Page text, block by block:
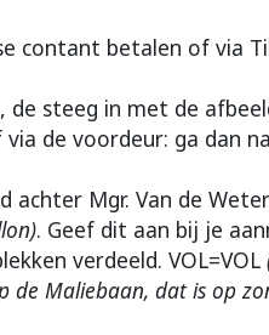
contant betalen of via
de steeg in met de
de voordeur: ga dan
achter Mgr. Van de
. Geef dit aan bij je
verdeeld. VOL=VOL
de Maliebaan, dat is op